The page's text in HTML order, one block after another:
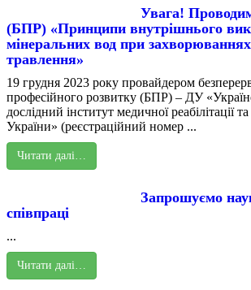
Увага!
(БПР) «Принципи внутрішнього
мінеральних вод при
травлення»
19 грудня 2023 року провайдером
професійного розвитку (БПР) – ДУ
дослідний інститут медичної реабілітації
України» (реєстраційний номер ...
Читати далі…
Запрошуємо
співпраці
...
Читати далі…